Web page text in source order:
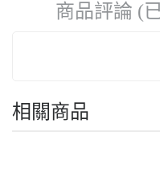
商品評論 (
相關商品